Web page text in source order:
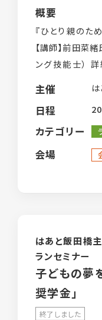
概要
『ひとり親の
【講師】前田菜緒
ング技能士）
ひとり親の […]
主催
日程
カテゴリー
会場
はあと飯田橋
ランセミナー
子どもの夢
奨学金」
終了しました